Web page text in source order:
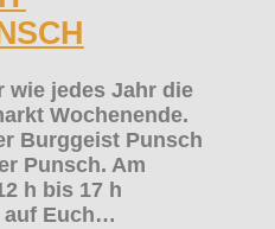
wie jedes Jahr die
Wochenende.
Burggeist Punsch
Punsch. Am
h bis 17 h
auf Euch…